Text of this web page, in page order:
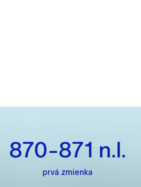
870-871 n.l.
prvá zmienka
cookie nemôže web správne